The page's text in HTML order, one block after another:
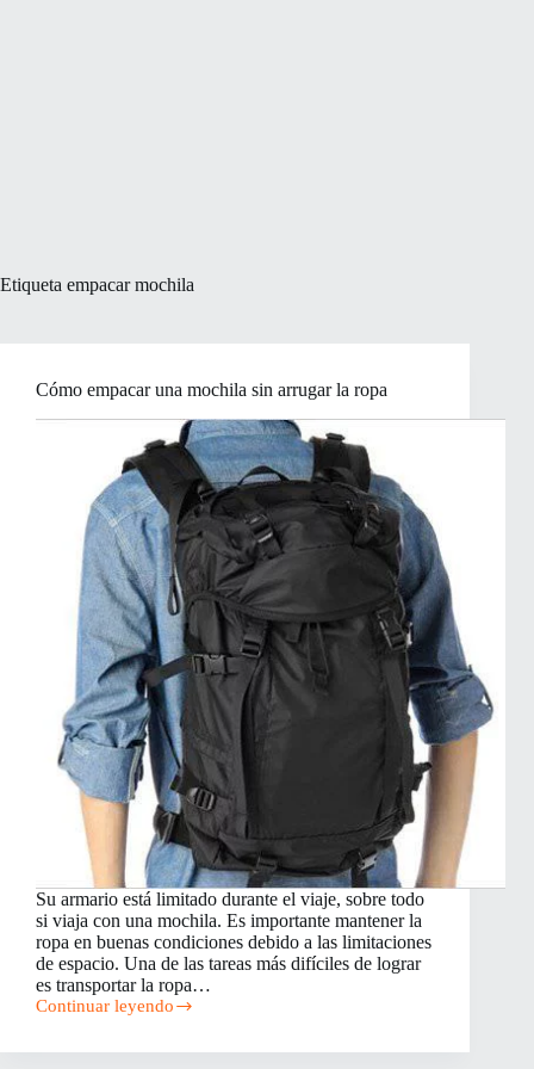
Etiqueta empacar mochila
Cómo empacar una mochila sin arrugar la ropa
Su armario está limitado durante el viaje, sobre todo
si viaja con una mochila. Es importante mantener la
ropa en buenas condiciones debido a las limitaciones
de espacio. Una de las tareas más difíciles de lograr
es transportar la ropa…
Continuar leyendo
Cómo
una